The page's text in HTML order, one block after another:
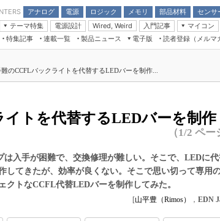
アナログ
電源
ロジック
メモリ
部品材料
受動部品
センサ
ア
計
テーマ特集
電源設計 Wired, Weird
入門記事
モーター入門
マイコン
マイコン講座 計測機器
CEATEC
組込み/エッジコ
人とくるま展
AUTOMOTIVE
特集記事
連載一覧
コン
製品ニュース
電子版
電子ブックレット
読者登録（メルマ
難のCCFLバックライトを代替するLEDバーを制作...
トを代替するLEDバーを制作
（1/2 ペー
入手が困難で、交換修理が難しい。そこで、LEDに
してきたが、効率が良くない。そこで思い切って専用
クトなCCFL代替LEDバーを制作してみた。
[山平豊（Rimos） ， EDN